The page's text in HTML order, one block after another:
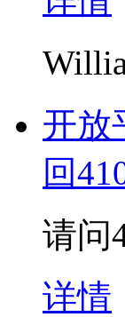
开放
回
请问
详情